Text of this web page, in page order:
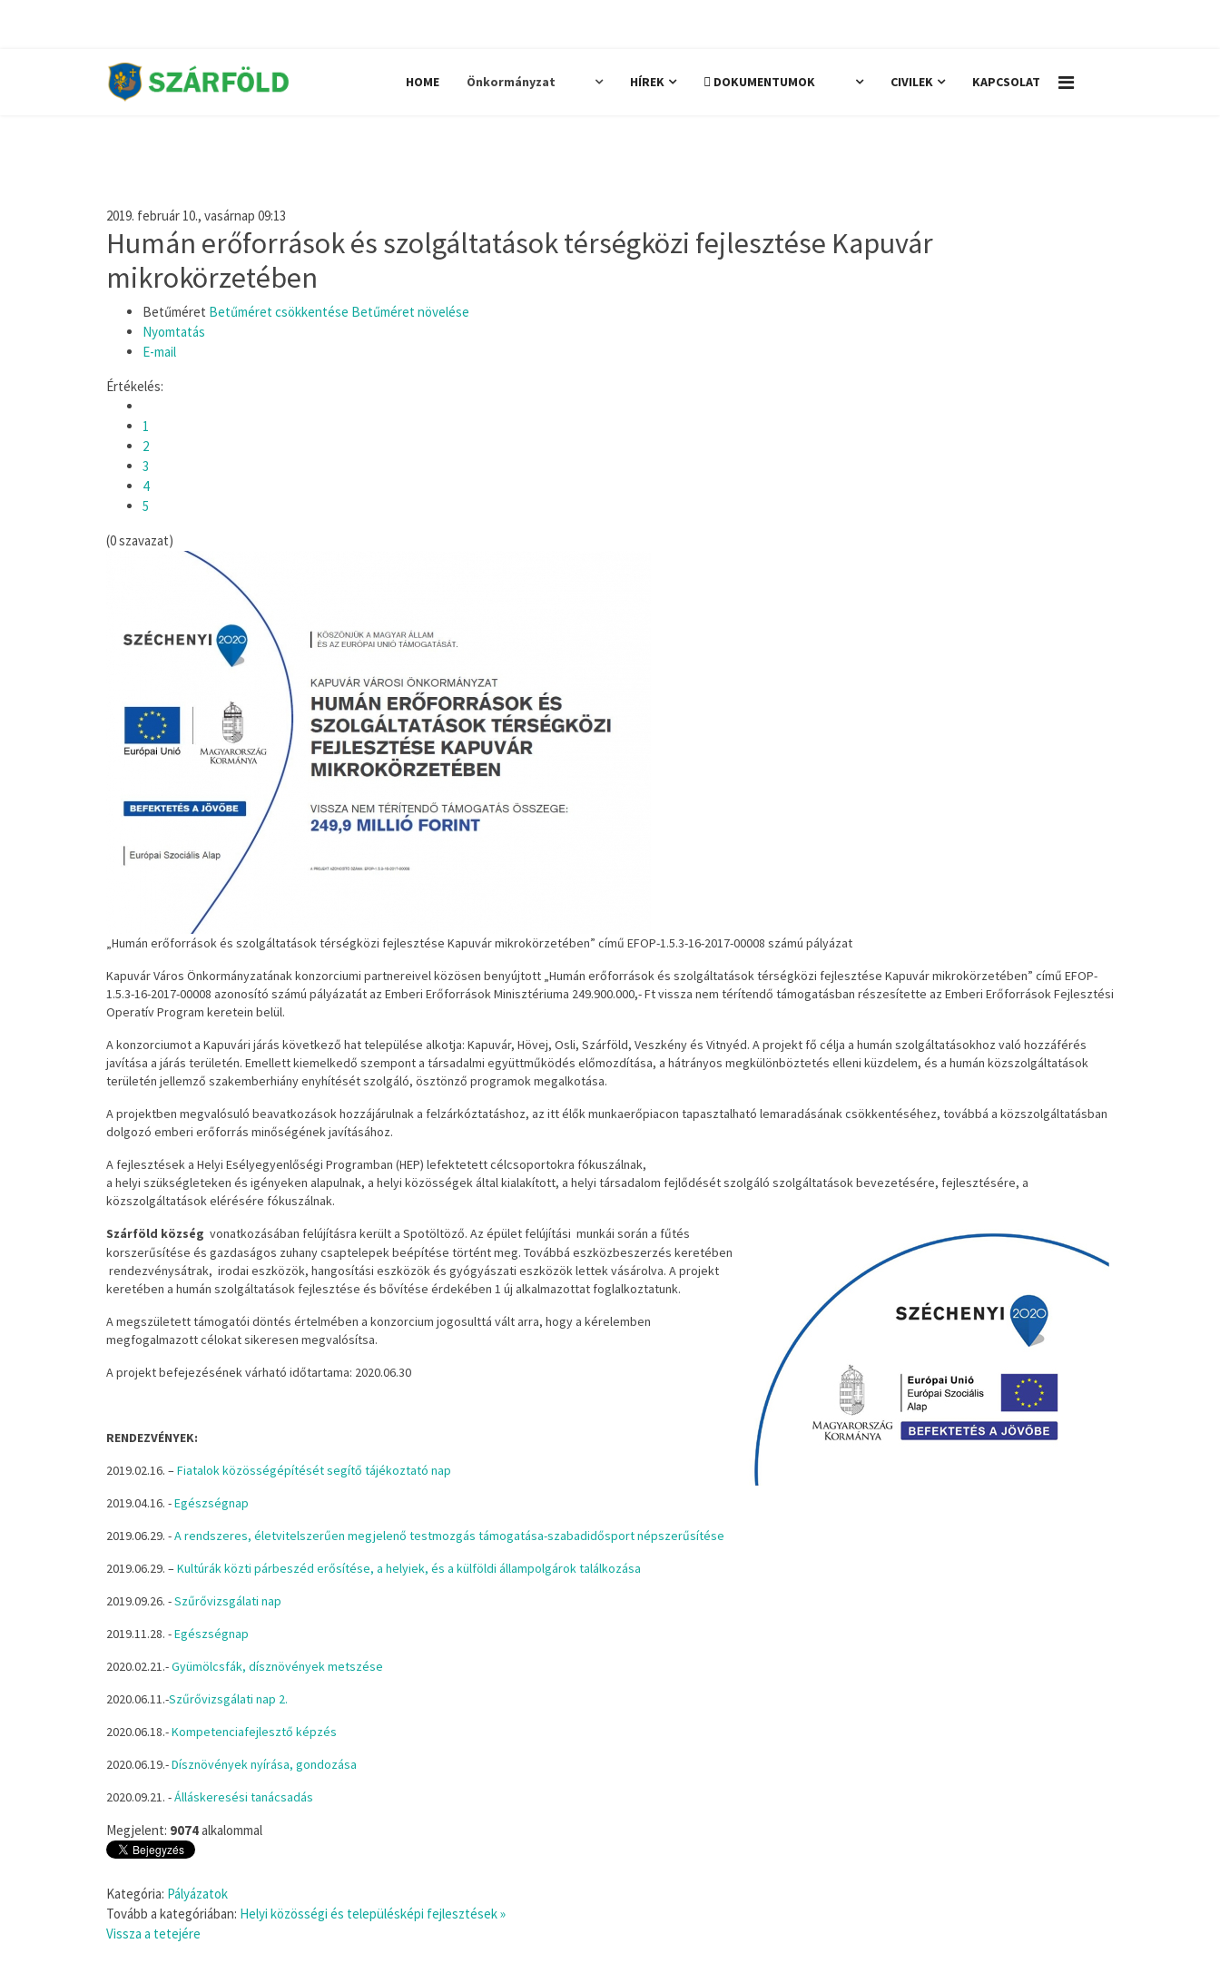
HOME Önkormányzat HÍREK DOKUMENTUMOK CIVILEK KAPCSOLAT
2019. február 10., vasárnap 09:13
Humán erőforrások és szolgáltatások térségközi fejlesztése Kapuvár
mikrokörzetében
Betűméret Betűméret csökkentése Betűméret növelése
Nyomtatás
E-mail
Értékelés:
1
2
3
4
5
(0 szavazat)
„Humán erőforrások és szolgáltatások térségközi fejlesztése Kapuvár mikrokörzetében” című EFOP-1.5.3-16-2017-00008 számú pályázat
Kapuvár Város Önkormányzatának konzorciumi partnereivel közösen benyújtott „Humán erőforrások és szolgáltatások térségközi fejlesztése Kapuvár mikrokörzetében” című EFOP-
1.5.3-16-2017-00008 azonosító számú pályázatát az Emberi Erőforrások Minisztériuma 249.900.000,- Ft vissza nem térítendő támogatásban részesítette az Emberi Erőforrások Fejlesztési
Operatív Program keretein belül.
A konzorciumot a Kapuvári járás következő hat települése alkotja: Kapuvár, Hövej, Osli, Szárföld, Veszkény és Vitnyéd. A projekt fő célja a humán szolgáltatásokhoz való hozzáférés
javítása a járás területén. Emellett kiemelkedő szempont a társadalmi együttműködés előmozdítása, a hátrányos megkülönböztetés elleni küzdelem, és a humán közszolgáltatások
területén jellemző szakemberhiány enyhítését szolgáló, ösztönző programok megalkotása.
A projektben megvalósuló beavatkozások hozzájárulnak a felzárkóztatáshoz, az itt élők munkaerőpiacon tapasztalható lemaradásának csökkentéséhez, továbbá a közszolgáltatásban
dolgozó emberi erőforrás minőségének javításához.
A fejlesztések a Helyi Esélyegyenlőségi Programban (HEP) lefektetett célcsoportokra fókuszálnak,
a helyi szükségleteken és igényeken alapulnak, a helyi közösségek által kialakított, a helyi társadalom fejlődését szolgáló szolgáltatások bevezetésére, fejlesztésére, a
közszolgáltatások elérésére fókuszálnak.
Szárföld község vonatkozásában felújításra került a Spotöltöző. Az épület felújítási munkái során a fűtés
korszerűsítése és gazdaságos zuhany csaptelepek beépítése történt meg. Továbbá eszközbeszerzés keretében
rendezvénysátrak, irodai eszközök, hangosítási eszközök és gyógyászati eszközök lettek vásárolva. A projekt
keretében a humán szolgáltatások fejlesztése és bővítése érdekében 1 új alkalmazottat foglalkoztatunk.
A megszületett támogatói döntés értelmében a konzorcium jogosulttá vált arra, hogy a kérelemben
megfogalmazott célokat sikeresen megvalósítsa.
A projekt befejezésének várható időtartama: 2020.06.30
RENDEZVÉNYEK:
2019.02.16. –Fiatalok közösségépítését segítő tájékoztató nap
2019.04.16. -Egészségnap
2019.06.29. -A rendszeres, életvitelszerűen megjelenő testmozgás támogatása-szabadidősport népszerűsítése
2019.06.29. –Kultúrák közti párbeszéd erősítése, a helyiek, és a külföldi állampolgárok találkozása
2019.09.26. -Szűrővizsgálati nap
2019.11.28. -Egészségnap
2020.02.21.-Gyümölcsfák, dísznövények metszése
2020.06.11.-Szűrővizsgálati nap 2.
2020.06.18.-Kompetenciafejlesztő képzés
2020.06.19.-Dísznövények nyírása, gondozása
2020.09.21. -Álláskeresési tanácsadás
Megjelent: 9074alkalommal
Kategória: Pályázatok
Tovább a kategóriában: Helyi közösségi és településképi fejlesztések »
Vissza a tetejére